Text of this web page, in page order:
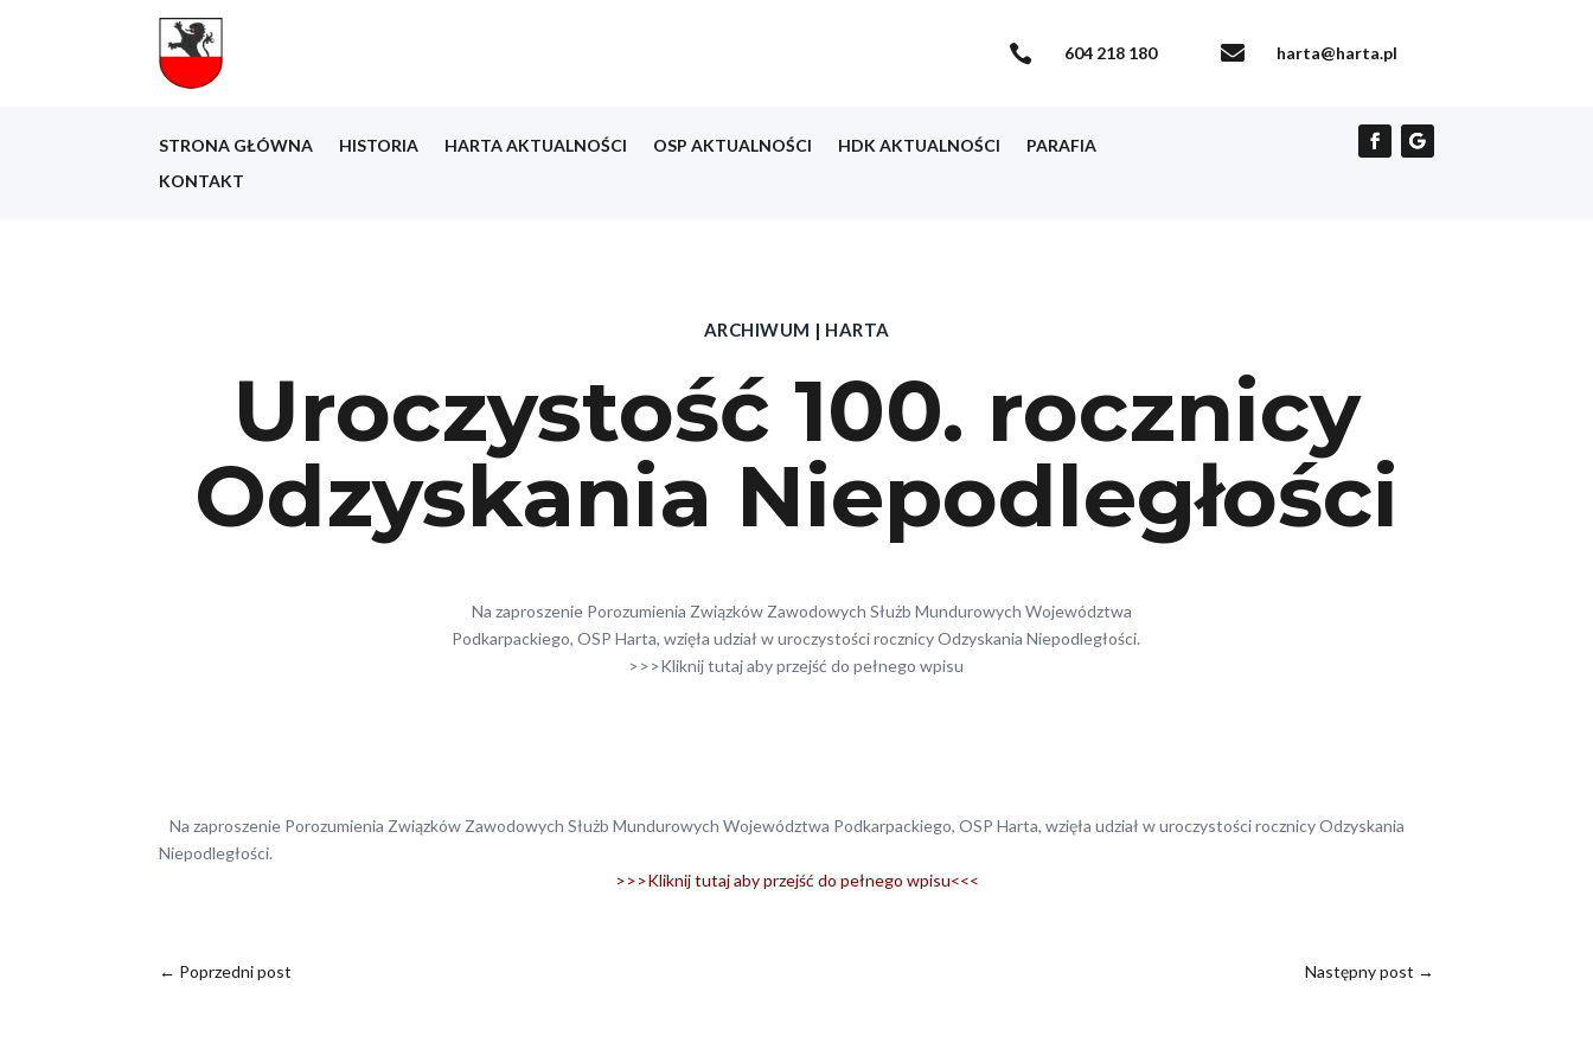
 604 218 180  harta@harta.pl
STRONA GŁÓWNA HISTORIA HARTA AKTUALNOŚCI OSP AKTUALNOŚCI HDK AKTUALNOŚCI
PARAFIA
KONTAKT
ARCHIWUM | HARTA
Uroczystość 100. rocznicy
Odzyskania Niepodległości
Na zaproszenie Porozumienia Związków Zawodowych Służb Mundurowych Województwa
Podkarpackiego, OSP Harta, wzięła udział w uroczystości rocznicy Odzyskania Niepodległości.
>>>Kliknij tutaj aby przejść do pełnego wpisu
Na zaproszenie Porozumienia Związków Zawodowych Służb Mundurowych Województwa Podkarpackiego, OSP Harta, wzięła udział w uroczystości rocznicy Odzyskania
Niepodległości.
>>>Kliknij tutaj aby przejść do pełnego wpisu<<<
← Poprzedni post Następny post →